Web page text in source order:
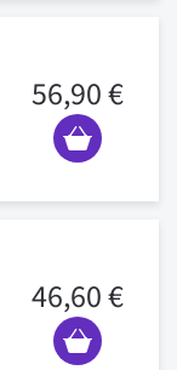
56,90 €
46,60 €